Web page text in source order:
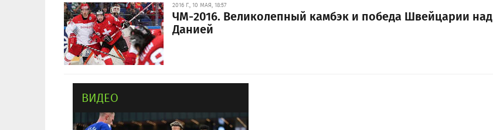
2016 Г., 10 МАЯ, 18:57
ЧМ-2016. Великолепный камбэк и победа Швейцарии над
Данией
ВИДЕО